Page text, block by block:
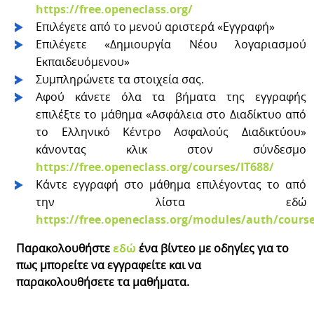
https://free.openeclass.org/
Επιλέγετε από το μενού αριστερά «Εγγραφή»
Επιλέγετε «Δημιουργία Νέου λογαριασμού
Εκπαιδευόμενου»
Συμπληρώνετε τα στοιχεία σας.
Αφού κάνετε όλα τα βήματα της εγγραφής
επιλέξτε το μάθημα «Ασφάλεια στο Διαδίκτυο από
το Ελληνικό Κέντρο Ασφαλούς Διαδικτύου»
κάνοντας κλικ στον σύνδεσμο
https://free.openeclass.org/courses/IT688/
Κάντε εγγραφή στο μάθημα επιλέγοντας το από
την λίστα εδώ
https://free.openeclass.org/modules/auth/
Παρακολουθήστεεδώ ένα βίντεο με οδηγίες για το
πως μπορείτε να εγγραφείτε και να
παρακολουθήσετε τα μαθήματα.